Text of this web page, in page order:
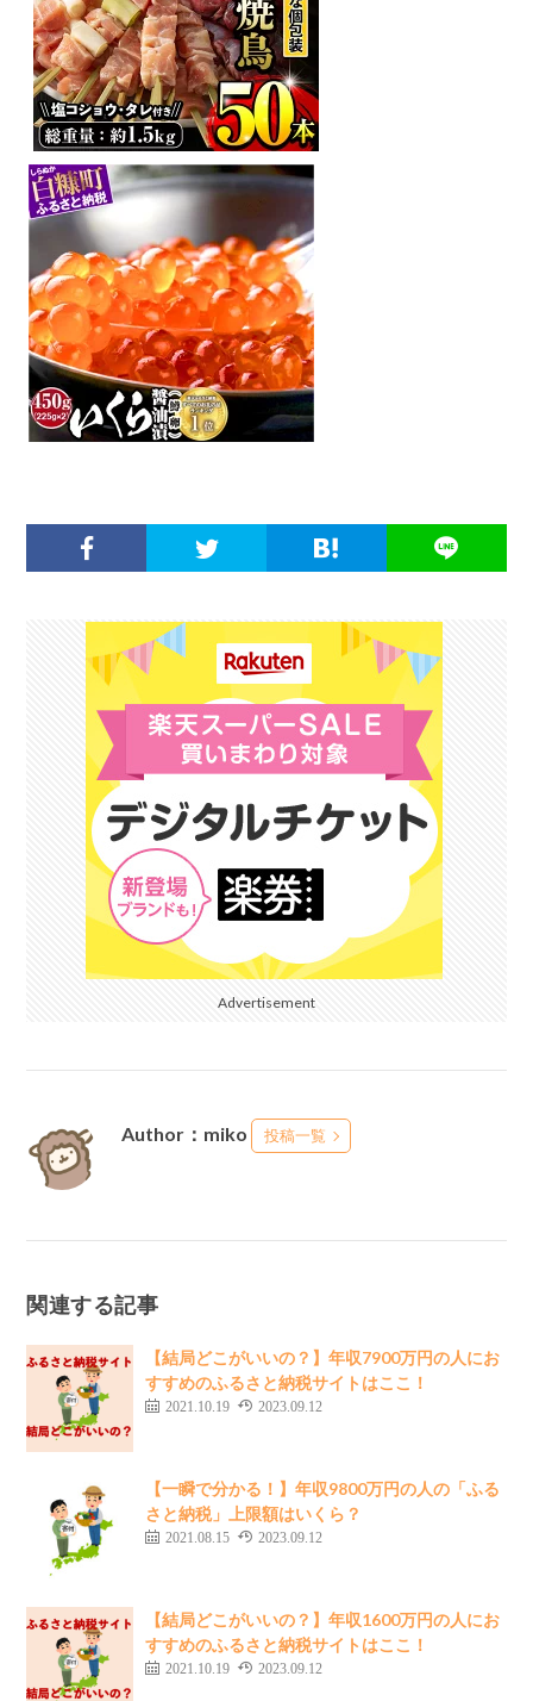
Advertisement
Author：miko 投稿一覧
関連する記事
【結局どこがいいの？】年収7900万円の人にお
すすめのふるさと納税サイトはここ！
2021.10.19 2023.09.12
【一瞬で分かる！】年収9800万円の人の「ふる
さと納税」上限額はいくら？
2021.08.15 2023.09.12
【結局どこがいいの？】年収1600万円の人にお
すすめのふるさと納税サイトはここ！
2021.10.19 2023.09.12